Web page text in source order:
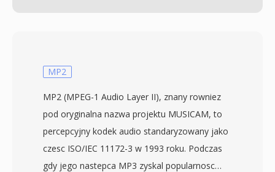
MP2
MP2 (MPEG-1 Audio Layer II), znany rowniez
pod oryginalna nazwa projektu MUSICAM, to
percepcyjny kodek audio standaryzowany jako
czesc ISO/IEC 11172-3 w 1993 roku. Podczas
gdy jego nastepca MP3 zyskal popularnosc